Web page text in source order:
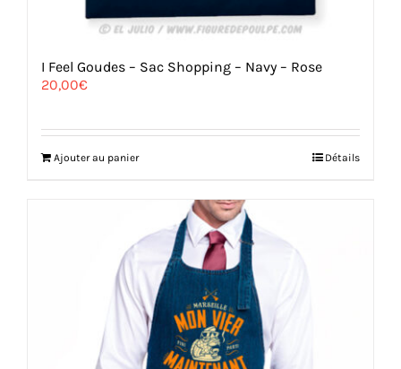
I Feel Goudes – Sac Shopping – Navy – Rose
20,00€
Ajouter au panier Détails